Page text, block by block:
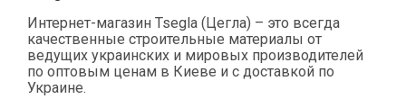
Интернет-магазин Tsegla (Цегла) – это всегда
качественные строительные материалы от
ведущих украинских и мировых производителей
по оптовым ценам в Киеве и с доставкой по
Украине.